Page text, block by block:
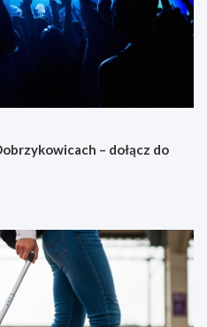
– dołącz do